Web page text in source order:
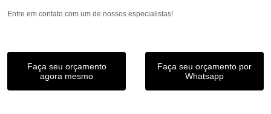
Entre em contato com um de nossos especialistas!
Faça seu orçamento
agora mesmo
Faça seu orçamento por
Whatsapp